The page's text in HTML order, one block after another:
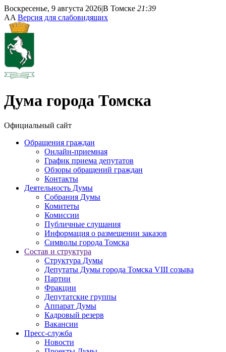
Воскресенье, 9 августа 2026|В Томске 21:39
AA Версия для слабовидящих
Дума города Томска
Официальный сайт
Обращения граждан
Онлайн-приемная
График приема депутатов
Обзоры обращений граждан
Контакты
Деятельность Думы
Собрания Думы
Комитеты
Комиссии
Публичные слушания
Информация о размещении заказов
Символы города Томска
Состав и структура
Структура Думы
Депутаты Думы города Томска VIII созыва
Партии
Фракции
Депутатские группы
Аппарат Думы
Кадровый резерв
Вакансии
Пресс-служба
Новости